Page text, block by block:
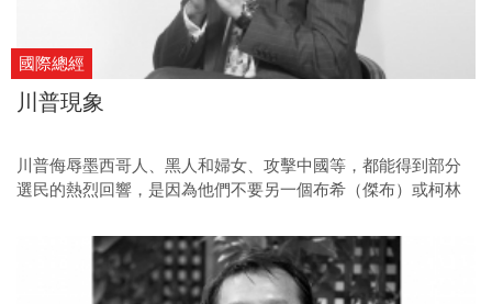
國際總經
川普現象
川普侮辱墨西哥人、黑人和婦女、攻擊中國等，都能得到部分
選民的熱烈回響，是因為他們不要另一個布希（傑布）或柯林